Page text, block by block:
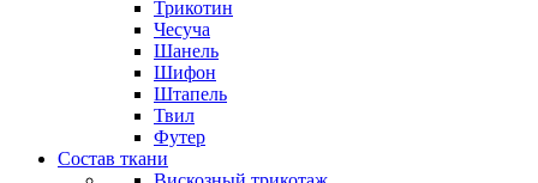
Трикотин
Чесуча
Шанель
Шифон
Штапель
Твил
Футер
Состав ткани